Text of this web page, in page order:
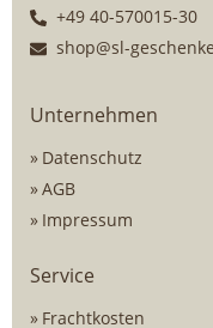
+49 40-570015-30
shop@sl-
Unternehmen
Datenschutz
AGB
Impressum
Service
Frachtkosten